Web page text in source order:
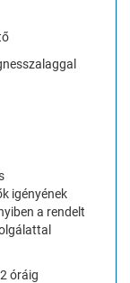
igényének
a rendelt
óráig